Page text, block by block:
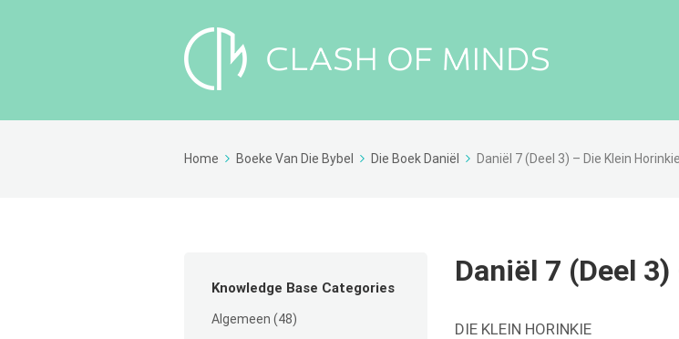
Home Boeke Van Die Bybel Die Boek Daniël Daniël 7 (Deel 3) – Die Klein Horinkie
Knowledge Base Categories
Algemeen (48)
Daniël 7 (Deel
DIE KLEIN HORINKIE